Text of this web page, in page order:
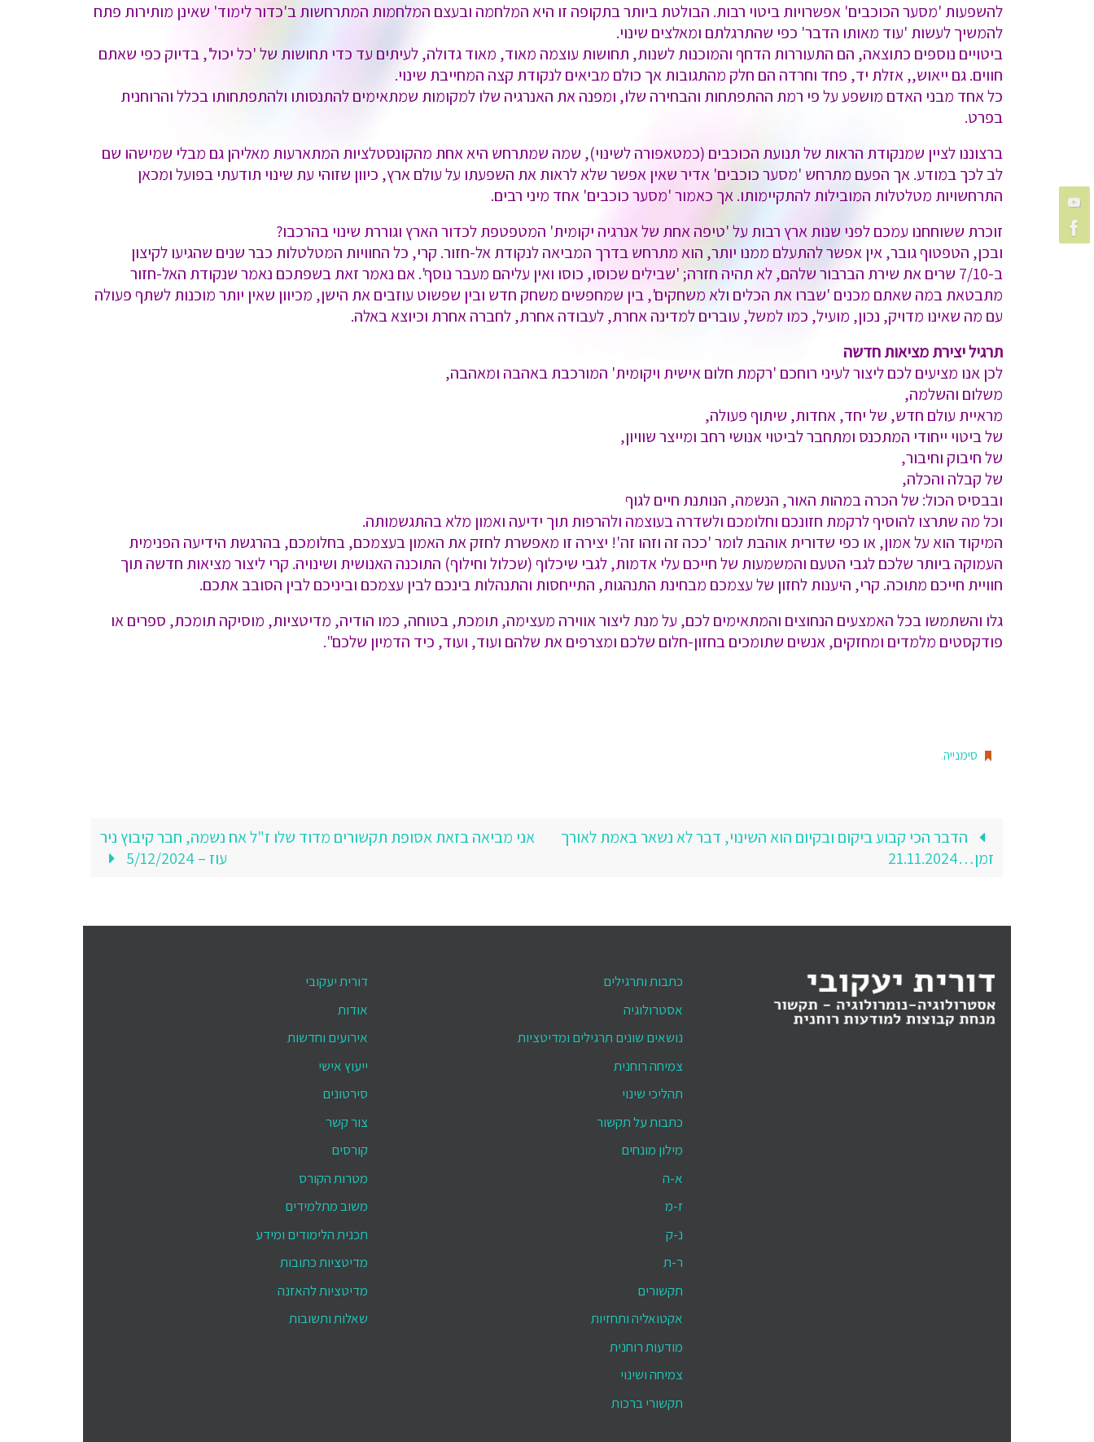
להשפעות 'מסער הכוכבים' אפשרויות ביטוי רבות. הבולטת ביותר בתקופה זו היא המלחמה ובעצם המלחמות המתרחשות ב'כדור לימוד' שאינן מותירות פתח
להמשיך לעשות 'עוד מאותו הדבר' כפי שהתרגלתם ומאלצים שינוי.
ביטויים נוספים כתוצאה, הם התעוררות הדחף והמוכנות לשנות, תחושות עוצמה מאוד, מאוד גדולה, לעיתים עד כדי תחושות של 'כל יכול', בדיוק כפי שאתם
חווים. גם ייאוש,, אזלת יד, פחד וחרדה הם חלק מהתגובות אך כולם מביאים לנקודת קצה המחייבת שינוי.
כל אחד מבני האדם מושפע על פי רמת ההתפתחות והבחירה שלו, ומפנה את האנרגיה שלו למקומות שמתאימים להתנסותו ולהתפתחותו בכלל והרוחנית
בפרט.
ברצוננו לציין שמנקודת הראות של תנועת הכוכבים (כמטאפורה לשינוי), שמה שמתרחש היא אחת מהקונסטלציות המתארעות מאליהן גם מבלי שמישהו שם
לב לכך במודע. אך הפעם מתרחש 'מסער כוכבים' אדיר שאין אפשר שלא לראות את השפעתו על עולם ארץ, כיוון שזוהי עת שינוי תודעתי בפועל ומכאן
התרחשויות מטלטלות המובילות להתקיימותו. אך כאמור 'מסער כוכבים' אחד מיני רבים.
זוכרת ששוחחנו עמכם לפני שנות ארץ רבות על 'טיפה אחת של אנרגיה יקומית' המטפטפת לכדור הארץ וגוררת שינוי בהרכבו?
ובכן, הטפטוף גובר, אין אפשר להתעלם ממנו יותר, הוא מתרחש בדרך המביאה לנקודת אל-חזור. קרי, כל החוויות המטלטלות כבר שנים שהגיעו לקיצון
ב-7/10 שרים את שירת הברבור שלהם, לא תהיה חזרה; 'שבילים שכוסו, כוסו ואין עליהם מעבר נוסף'. אם נאמר זאת בשפתכם נאמר שנקודת האל-חזור
מתבטאת במה שאתם מכנים 'שברו את הכלים ולא משחקים', בין שמחפשים משחק חדש ובין שפשוט עוזבים את הישן, מכיוון שאין יותר מוכנות לשתף פעולה
עם מה שאינו מדויק, נכון, מועיל, כמו למשל, עוברים למדינה אחרת, לעבודה אחרת, לחברה אחרת וכיוצא באלה.
תרגיל יצירת מציאות חדשה
לכן אנו מציעים לכם ליצור לעיני רוחכם 'רקמת חלום אישית ויקומית' המורכבת באהבה ומאהבה,
משלום והשלמה,
מראיית עולם חדש, של יחד, אחדות, שיתוף פעולה,
של ביטוי ייחודי המתכנס ומתחבר לביטוי אנושי רחב ומייצר שוויון,
של חיבוק וחיבור,
של קבלה והכלה,
ובבסיס הכול: של הכרה במהות האור, הנשמה, הנותנת חיים לגוף
וכל מה שתרצו להוסיף לרקמת חזונכם וחלומכם ולשדרה בעוצמה ולהרפות תוך ידיעה ואמון מלא בהתגשמותה.
המיקוד הוא על אמון, או כפי שדורית אוהבת לומר 'ככה זה וזהו זה'! יצירה זו מאפשרת לחזק את האמון בעצמכם, בחלומכם, בהרגשת הידיעה הפנימית
העמוקה ביותר שלכם לגבי הטעם והמשמעות של חייכם עלי אדמות, לגבי שיכלוף (שכלול וחילוף) התוכנה האנושית ושינויה. קרי ליצור מציאות חדשה תוך
חוויית חייכם מתוכה. קרי, היענות לחזון של עצמכם מבחינת התנהגות, התייחסות והתנהלות בינכם לבין עצמכם וביניכם לבין הסובב אתכם.
גלו והשתמשו בכל האמצעים הנחוצים והמתאימים לכם, על מנת ליצור אווירה מעצימה, תומכת, בטוחה, כמו הודיה, מדיטציות, מוסיקה תומכת, ספרים או
פודקסטים מלמדים ומחזקים, אנשים שתומכים בחזון-חלום שלכם ומצרפים את שלהם ועוד, ועוד, כיד הדמיון שלכם".
סימנייה.
הדבר הכי קבוע ביקום ובקיום הוא השינוי, דבר לא נשאר באמת לאורך
זמן…21.11.2024
אני מביאה בזאת אסופת תקשורים מדוד שלו ז"ל אח נשמה, חבר קיבוץ ניר
עוז – 5/12/2024
כתבות ותרגילים
אסטרולוגיה
נושאים שונים תרגילים ומדיטציות
צמיחה רוחנית
תהליכי שינוי
כתבות על תקשור
מילון מונחים
א-ה
ז-מ
נ-ק
ר-ת
תקשורים
אקטואליה ותחזיות
מודעות רוחנית
צמיחה ושינוי
תקשורי ברכות
דורית יעקובי
אודות
אירועים וחדשות
ייעוץ אישי
סירטונים
צור קשר
קורסים
מטרות הקורס
משוב מתלמידים
תכנית הלימודים ומידע
מדיטציות כתובות
מדיטציות להאזנה
שאלות ותשובות